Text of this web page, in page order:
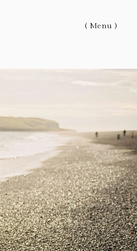
カテゴリー
( Menu )